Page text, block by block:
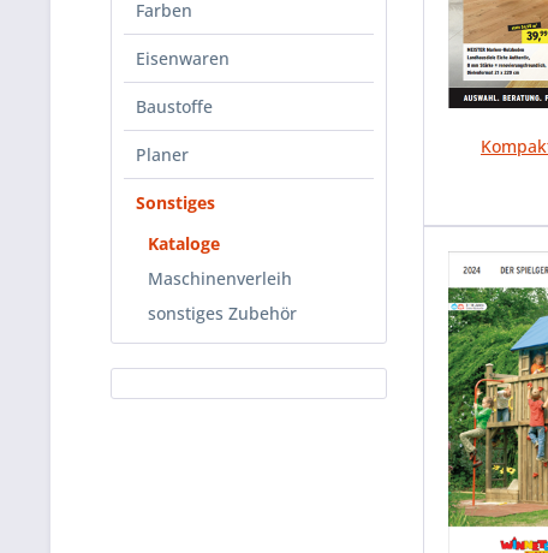
Farben
Eisenwaren
Baustoffe
Planer
Sonstiges
Kataloge
Maschinenverleih
sonstiges Zubehör